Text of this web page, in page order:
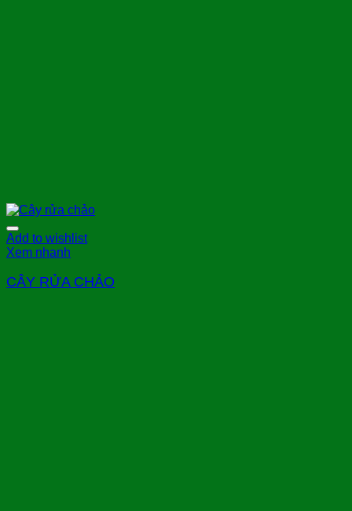
Add to wishlist
Xem nhanh
CÂY RỬA CHẢO